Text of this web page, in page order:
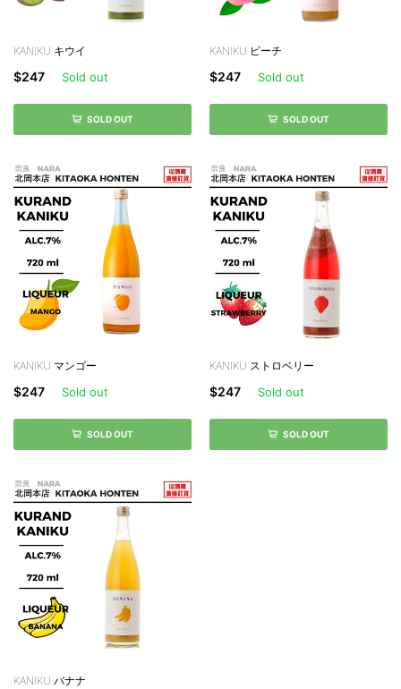
KANIKU キウイ
$247 Sold out
SOLD OUT
KANIKU ピーチ
$247 Sold out
SOLD OUT
KANIKU マンゴー
$247 Sold out
SOLD OUT
KANIKU ストロベリー
$247 Sold out
SOLD OUT
KANIKU バナナ